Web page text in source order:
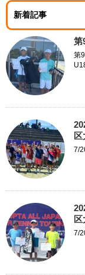
新着記事
第
第
7/
7/